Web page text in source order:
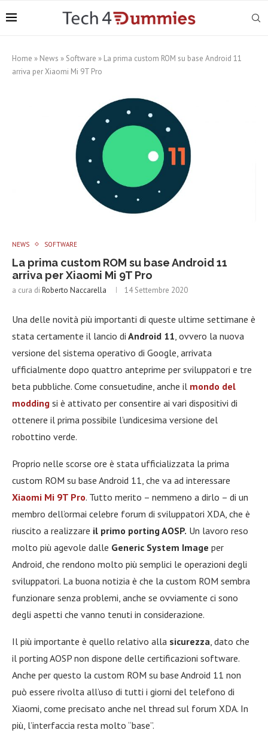
Home » News » Software » La prima custom ROM su base Android 11
arriva per Xiaomi Mi 9T Pro
NEWS SOFTWARE
La prima custom ROM su base Android 11
arriva per Xiaomi Mi 9T Pro
a cura di Roberto Naccarella 14 Settembre 2020
Una delle novità più importanti di queste ultime settimane è
stata certamente il lancio di Android 11 , ovvero la nuova
versione del sistema operativo di Google, arrivata
ufficialmente dopo quattro anteprime per sviluppatori e tre
beta pubbliche. Come consuetudine, anche il mondo del
modding si è attivato per consentire ai vari dispositivi di
ottenere il prima possibile l’undicesima versione del
robottino verde.
Proprio nelle scorse ore è stata ufficializzata la prima
custom ROM su base Android 11, che va ad interessare
Xiaomi Mi 9T Pro. Tutto merito – nemmeno a dirlo – di un
membro dell’ormai celebre forum di sviluppatori XDA, che è
riuscito a realizzare il primo porting AOSP. Un lavoro reso
molto più agevole dalle Generic System Image per
Android, che rendono molto più semplici le operazioni degli
sviluppatori. La buona notizia è che la custom ROM sembra
funzionare senza problemi, anche se ovviamente ci sono
degli aspetti che vanno tenuti in considerazione.
Il più importante è quello relativo alla sicurezza , dato che
il porting AOSP non dispone delle certificazioni software.
Anche per questo la custom ROM su base Android 11 non
può essere rivolta all’uso di tutti i giorni del telefono di
Xiaomi, come precisato anche nel thread sul forum XDA. In
più, l’interfaccia resta molto “base”.